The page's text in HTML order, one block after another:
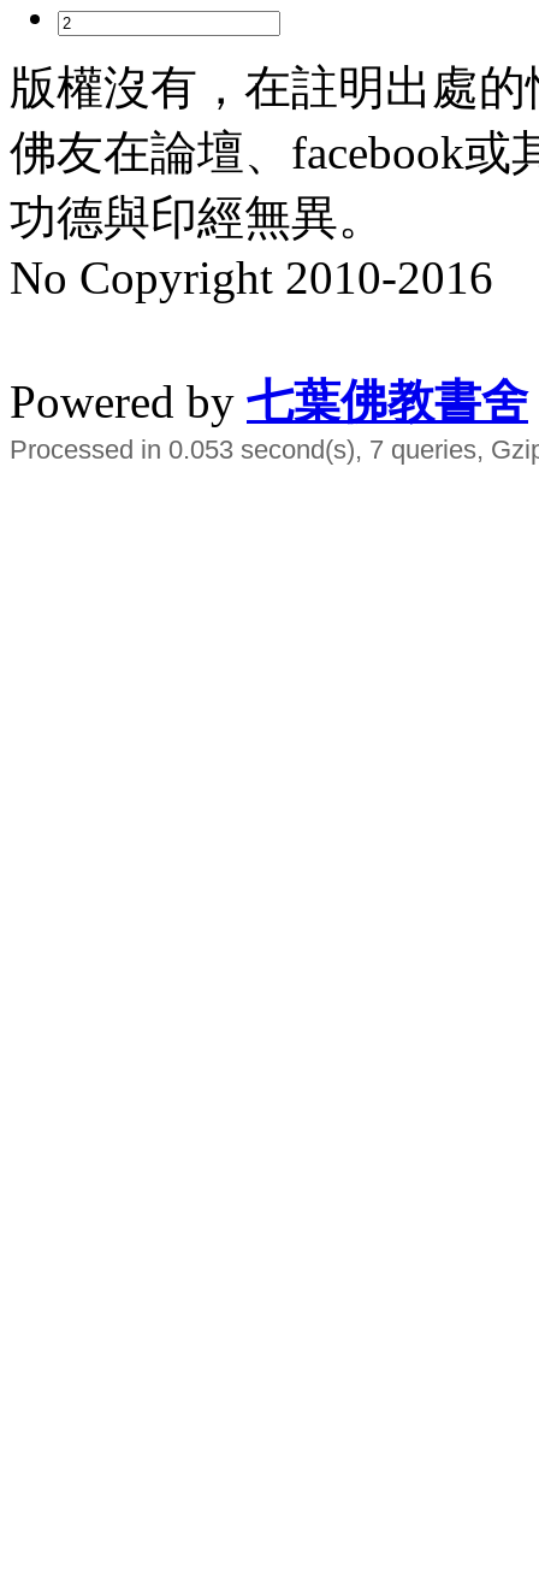
版權沒有，在註明出處
佛友在論壇、facebook
功德與印經無異。
No Copyright 2010-2016
Powered by 七葉佛教書舍
Processed in 0.053 second(s), 7 queries,